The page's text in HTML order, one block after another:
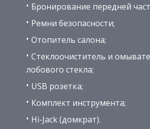
Бронирование передней
Ремни безопасности;
Отопитель салона;
Стеклоочиститель и
лобового стекла;
USB розетка;
Комплект инструмента;
Hi-Jack (домкрат).